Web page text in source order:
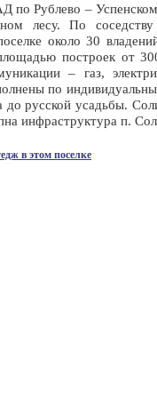
по Рублево –
лесу. По соседству
около 30
построек от
– газ,
по
до русской усадьбы.
инфраструктура п.
в этом поселке